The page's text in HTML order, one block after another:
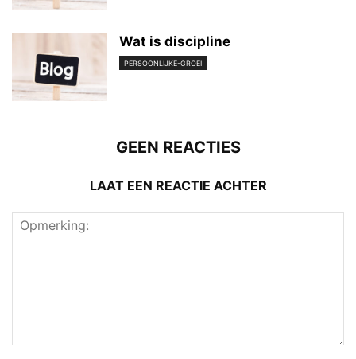
Wat is discipline
PERSOONLIJKE-GROEI
GEEN REACTIES
LAAT EEN REACTIE ACHTER